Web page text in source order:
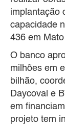
implantação
capacidade
436 em
O banco
milhões em
bilhão,
Daycoval e
em
projeto tem